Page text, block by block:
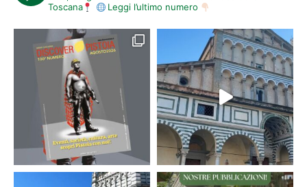
Toscana
Leggi l’ultimo numero